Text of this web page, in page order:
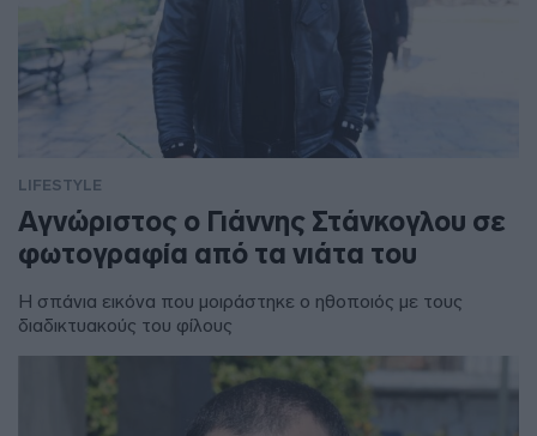
LIFESTYLE
Αγνώριστος ο Γιάννης Στάνκογλου σε
φωτογραφία από τα νιάτα του
Η σπάνια εικόνα που μοιράστηκε ο ηθοποιός με τους
διαδικτυακούς του φίλους